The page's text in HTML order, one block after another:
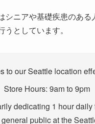
シニアや基礎疾患のあ
としています。
to our Seattle location
Store Hours: 9am to 9pm
dedicating 1 hour
public at the